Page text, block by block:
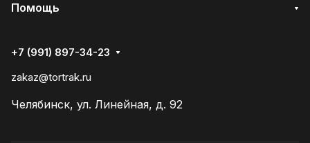
Помощь
+7 (991) 897-34-23
zakaz@tortrak.ru
Челябинск, ул. Линейная, д. 92